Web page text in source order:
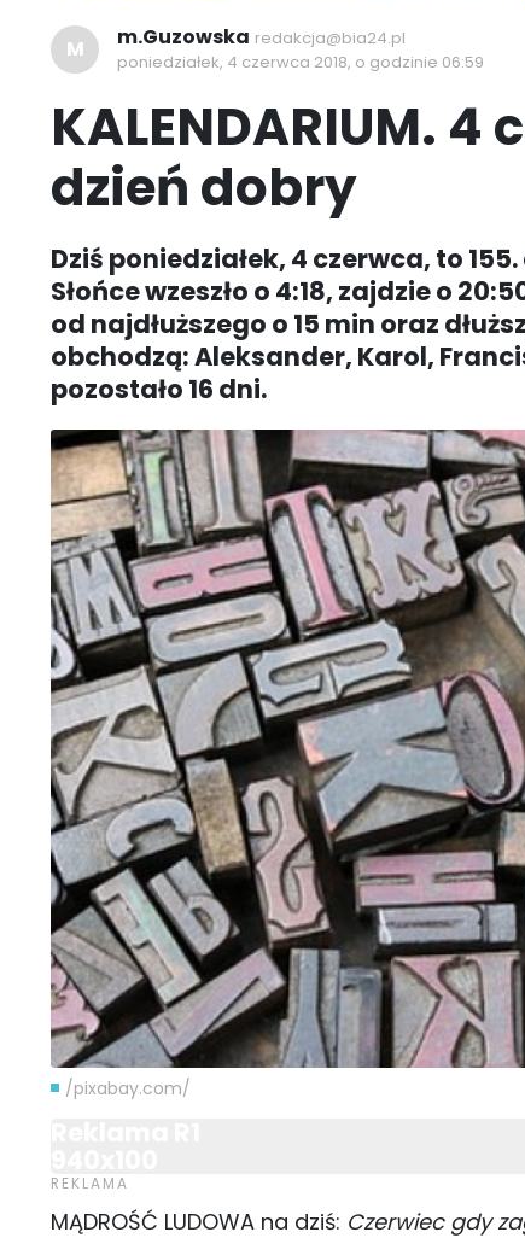
M m.Guzowska redakcja@bia24.pl
poniedziałek, 4 czerwca 2018, o godzinie 06:59
KALENDARIUM.
dzień dobry
Dziś poniedziałek, 4 czerwca, to
Słońce wzeszło o 4:18, zajdzie o
od najdłuższego o 15 min oraz
obchodzą: Aleksander, Karol,
pozostało 16 dni.
/pixabay.com/
MĄDROŚĆ LUDOWA na dziś: Czerwiec gdy